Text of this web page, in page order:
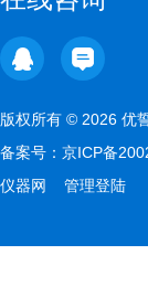
版权所有 © 2026 优
备案号： 京ICP备
仪器网
管理登陆